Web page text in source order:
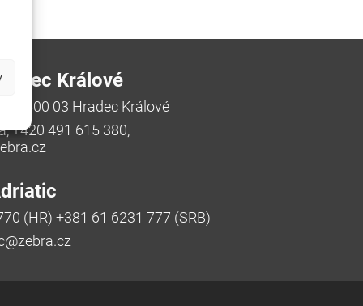
Králové
500 03 Hradec Králové
+420 491 615 380,
(HR) +381 61 6231 777 (SRB)